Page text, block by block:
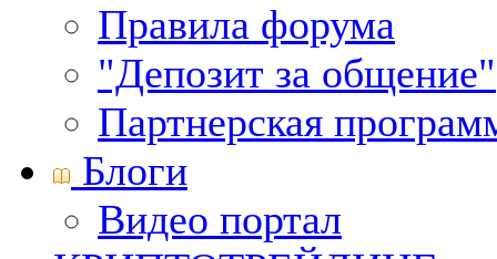
Правила форума
"Депозит за общение"
Партнерская
Блоги
Видео портал